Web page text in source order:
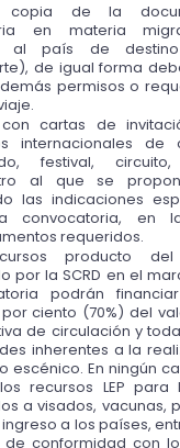
copia de la
en materia
al país de
de igual forma
permisos o
cartas de
internacionales de
festival,
al que se
las indicaciones
convocatoria, en
requeridos.
producto del
por la SCRD en el
podrán
ciento (70%) del
de circulación y
inherentes a la
escénico. En ningún
recursos LEP para
a visados, vacunas,
a los países,
de conformidad con